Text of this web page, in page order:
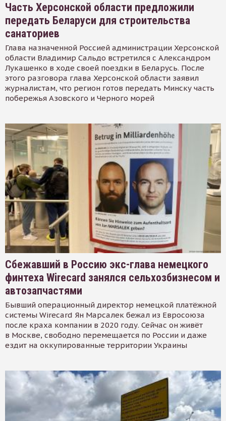
Часть Херсонской области предложили
передать Беларуси для строительства
санаториев
Глава назначенной Россией администрации Херсонской
области Владимир Сальдо встретился с Александром
Лукашенко в ходе своей поездки в Беларусь. После
этого разговора глава Херсонской области заявил
журналистам, что регион готов передать Минску часть
побережья Азовского и Черного морей
Сбежавший в Россию экс-глава немецкого
финтеха Wirecard занялся сельхозбизнесом и
автозапчастями
Бывший операционный директор немецкой платёжной
системы Wirecard Ян Марсалек бежал из Евросоюза
после краха компании в 2020 году. Сейчас он живёт
в Москве, свободно перемещается по России и даже
ездит на оккупированные территории Украины